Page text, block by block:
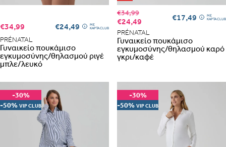
€34,99 €24,49 ME
ΚΑΡΤΑ CLUB
PRÉNATAL
Γυναικείο πουκάμισο
εγκυμοσύνης/θηλασμού ριγέ
μπλε/λευκό
€34,99
€24,49 €17,49 ME
ΚΑΡΤΑ CLUB
PRÉNATAL
Γυναικείο πουκάμισο
εγκυμοσύνης/θηλασμού καρό
γκρι/καφέ
-30%
-50% VIP CLUB
-30%
-50% VIP CLUB